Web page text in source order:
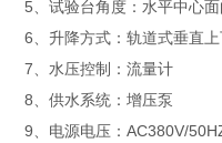
5、试验台角度：水平中心
6、升降方式：轨道式垂直
7、水压控制：流量计
8、供水系统：增压泵
9、电源电压：AC380V/